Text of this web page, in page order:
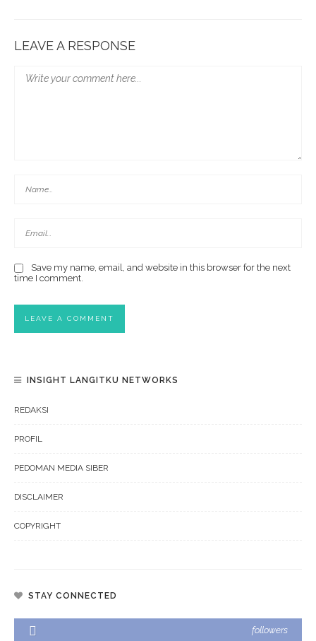
LEAVE A RESPONSE
Save my name, email, and website in this browser for the next
time I comment.
INSIGHT LANGITKU NETWORKS
REDAKSI
PROFIL
PEDOMAN MEDIA SIBER
DISCLAIMER
COPYRIGHT
STAY CONNECTED
followers